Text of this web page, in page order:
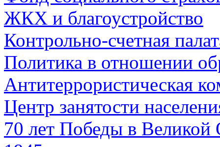
ЖКХ и благоустройство
Контрольно-счетная
Политика в отношении
Антитеррористическая
Центр занятости
70 лет Победы в Великой